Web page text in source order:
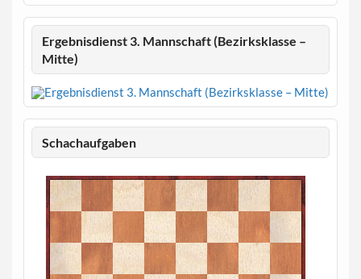
Ergebnisdienst 3. Mannschaft (Bezirksklasse –
Mitte)
Schachaufgaben